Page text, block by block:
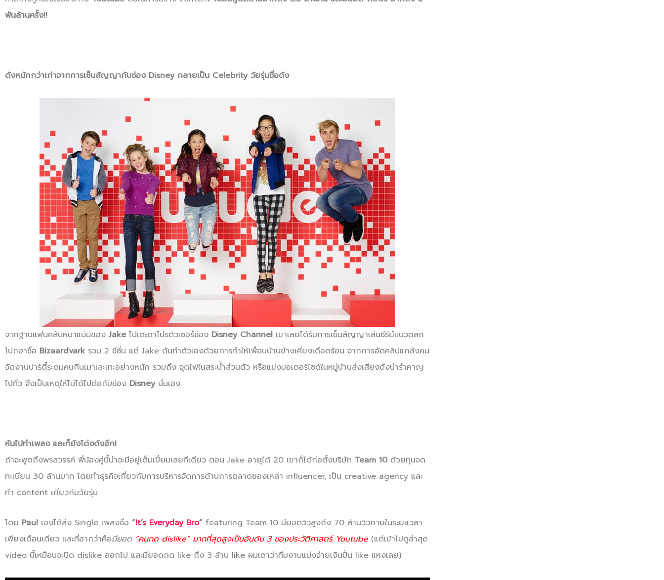
พันล้านครั้ง!!
ดังหนักกว่าเก่าจากการเซ็นสัญญากับช่อง Disney กลายเป็น Celebrity วัยรุ่นชื่อดัง
จากฐานแฟนคลับหนาแน่นของ Jakeไปเตะตาโปรดิวเซอร์ช่อง Disney Channel เขาเลยได้รับการเซ็นสัญญาเล่นซีรีย์แนวตลก
โปกฮาชื่อ Bizaardvarkรวม 2 ซีซั่น แต่ Jake ดันทำตัวเองด้วยการทำให้เพื่อนบ้านข้างเคียงเดือดร้อน จากการอัดคลิปแกล้งคน
จัดงานปาร์ตี้ระดมคนกินเมาเละเทะอย่างหนัก รวมถึง จุดไฟในสระน้ำส่วนตัว หรือแข่งมอเตอร์ไซด์ในหมู่บ้านส่งเสียงดังน่ารำคาญ
ไปทั่ว จึงเป็นเหตุให้ไม่ได้ไปต่อกับช่อง Disneyนั่นเอง
หันไปทำเพลง และก็ยังโด่งดังอีก!
ถ้าจะพูดถึงพรสวรรค์ พี่น้องคู่นี้น่าจะมีอยู่เต็มเปี่ยมเลยทีเดียว ตอน Jake อายุได้ 20 เขาก็ได้ก่อตั้งบริษัท Team 10ด้วยทุนจด
ทะเบียน 30 ล้านบาท โดยทำธุรกิจเกี่ยวกับการบริหารจัดการด้านการตลาดของเหล่า influencer, เป็น creative agency และ
ทำ content เกี่ยวกับวัยรุ่น
โดย Paul เองได้ส่ง Single เพลงชื่อ “It’s Everyday Bro“ featuring Team 10 มียอดวิวสูงถึง 70 ล้านวิวภายในระยะเวลา
เพียงเดือนเดียว และที่ฮากว่าคือมียอด “คนกด dislike” มากที่สุดสูงเป็นอันดับ 3 ของประวัติศาสตร์ Youtube(แต่เข้าไปดูล่าสุด
video นี้เหมือนจะปิด dislike ออกไป และมียอดกด like ถึง 3 ล้าน like ผมเดาว่าทีมงานแม่งจ่ายเงินปั่น like แหงเลย)